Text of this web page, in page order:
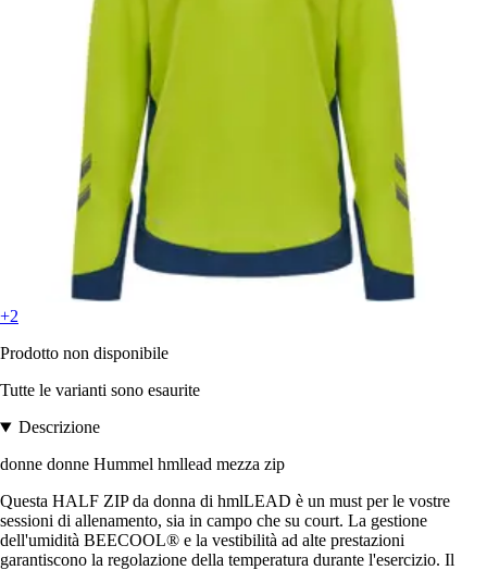
+2
Prodotto non disponibile
Tutte le varianti sono esaurite
Descrizione
donne donne Hummel hmllead mezza zip
Questa HALF ZIP da donna di hmlLEAD è un must per le vostre
sessioni di allenamento, sia in campo che su court. La gestione
dell'umidità BEECOOL® e la vestibilità ad alte prestazioni
garantiscono la regolazione della temperatura durante l'esercizio. Il